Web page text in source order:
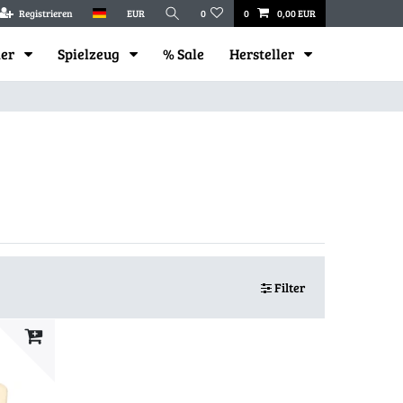
Registrieren EUR 0 0 0,00 EUR
Spielzeug % Sale Hersteller
Filter